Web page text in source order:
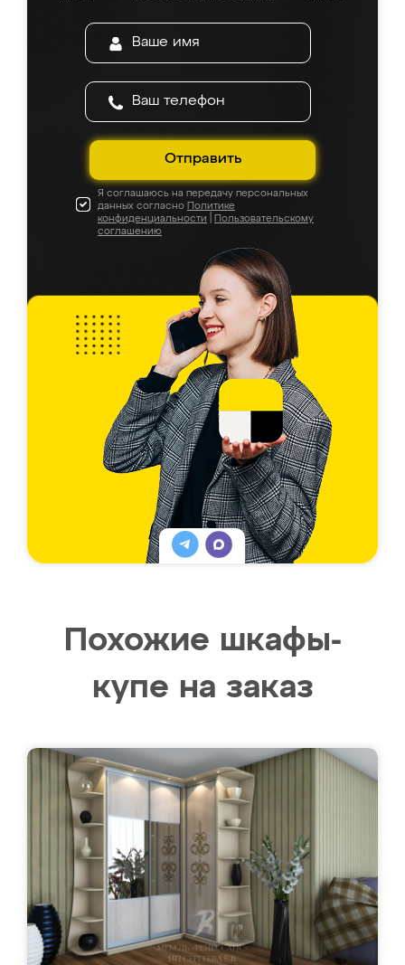
Отправить
Я соглашаюсь на передачу персональных
данных согласно Политике
конфиденциальности
Пользовательскому
соглашению
Похожие шкафы-
купе на заказ